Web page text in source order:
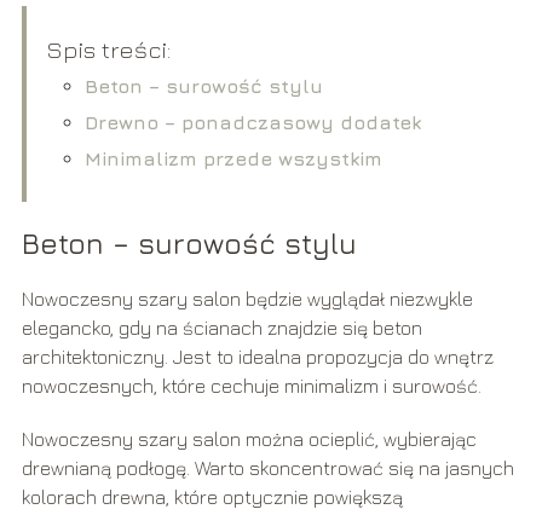
Spis treści:
Beton – surowość stylu
Drewno – ponadczasowy dodatek
Minimalizm przede wszystkim
Beton – surowość stylu
Nowoczesny szary salon będzie wyglądał niezwykle
elegancko, gdy na ścianach znajdzie się beton
architektoniczny. Jest to idealna propozycja do wnętrz
nowoczesnych, które cechuje minimalizm i surowość.
Nowoczesny szary salon można ocieplić, wybierając
drewnianą podłogę. Warto skoncentrować się na jasnych
kolorach drewna, które optycznie powiększą